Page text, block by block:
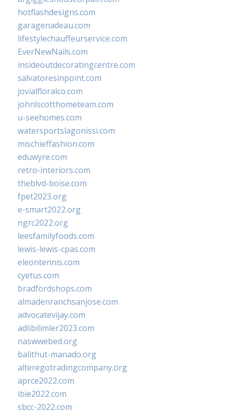
hotflashdesigns.com
garagenadeau.com
lifestylechauffeurservice.com
EverNewNails.com
insideoutdecoratingcentre.com
salvatoresinpoint.com
jovialfloralco.com
johnlscotthometeam.com
u-seehomes.com
watersportslagonissi.com
mischieffashion.com
eduwyre.com
retro-interiors.com
theblvd-boise.com
fpet2023.org
e-smart2022.org
ngrc2022.org
leesfamilyfoods.com
lewis-lewis-cpas.com
eleontennis.com
cyetus.com
bradfordshops.com
almadenranchsanjose.com
advocatevijay.com
adlibilimler2023.com
naswwebed.org
balithut-manado.org
alteregotradingcompany.org
aprce2022.com
ibie2022.com
sbcc-2022.com